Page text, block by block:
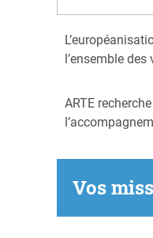
l’ensemble
ARTE
Vos